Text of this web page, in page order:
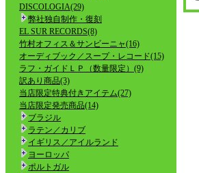
DISCOLOGIA(29)
弊社独自制作・復刻
EL SUR RECORDS(8)
竹村オフィス＆サンビーニャ(16)
オーディブック／スープ・レコード(15)
ラフ・ガイドＬＰ（数量限定）(9)
訳あり商品(3)
当店限定特典付きアイテム(27)
当店限定発売商品(14)
ブラジル
ラテン／カリブ
イギリス／アイルランド
ヨーロッパ
ポルトガル